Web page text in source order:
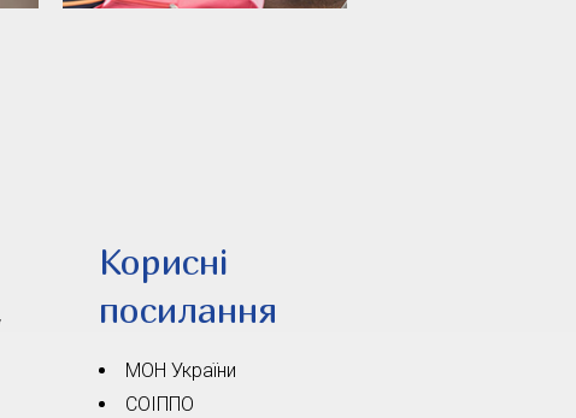
Корисні
посилання
МОН України
СОІППО